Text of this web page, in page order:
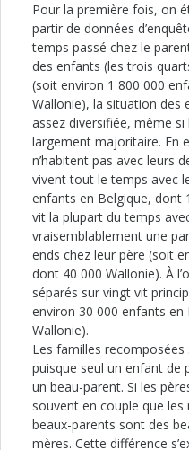
Pour la première fois, on
partir de données
temps passé chez le
des enfants (les trois
(soit environ 1 800 000
Wallonie), la situation des
assez diversifiée, même
largement majoritaire. En
n’habitent pas avec leurs
vivent tout le temps avec
enfants en Belgique, dont
vit la plupart du temps
vraisemblablement une
ends chez leur père (soit
dont 40 000 Wallonie). À
séparés sur vingt vit
environ 30 000 enfants
Wallonie).
Les familles
puisque seul un enfant de
un beau-parent. Si les
souvent en couple que
beaux-parents sont des
mères. Cette différence